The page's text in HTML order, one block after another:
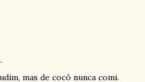
mas de cocô nunca comi.